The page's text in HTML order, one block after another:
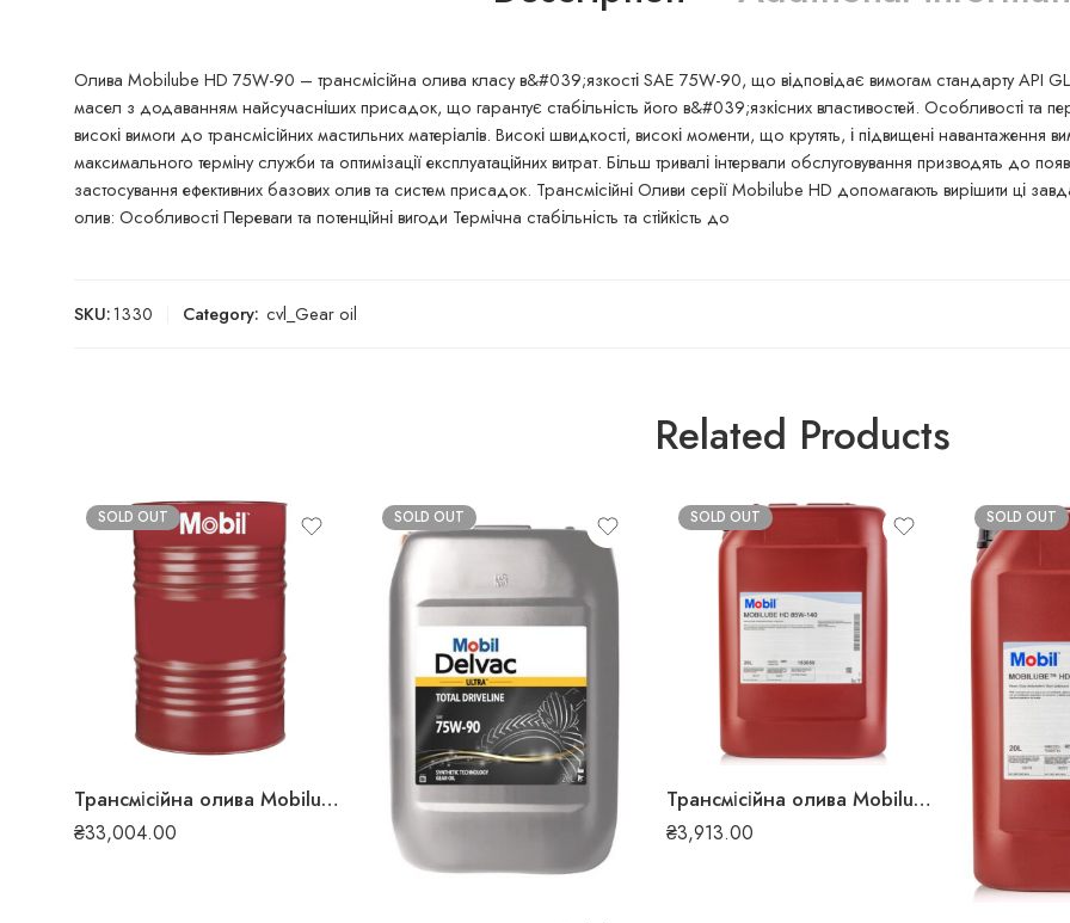
Олива Mobilube HD 75W-90 – трансмісійна олива класу в&#039;язкості SAE 75W-90, що відповідає вимогам стандарту API
масел з додаванням найсучасніших присадок, що гарантує стабільність його в&#039;язкісних властивостей. Особливості та
високі вимоги до трансмісійних мастильних матеріалів. Високі швидкості, високі моменти, що крутять, і підвищені
максимального терміну служби та оптимізації експлуатаційних витрат. Більш тривалі інтервали обслуговування призводять до
застосування ефективних базових олив та систем присадок. Трансмісійні Оливи серії Mobilube HD допомагають вирішити ці
олив: Особливості Переваги та потенційні вигоди Термічна стабільність та стійкість до
SKU:1330 Category: cvl_Gear oil
Related Products
SOLD OUT
Трансмісійна олива Mobilube HD 80W-90 208л 255
₴33,004.00
SOLD OUT SOLD OUT
Трансмісійна олива Mobilube HD 85W-140 20л 258
₴3,913.00
SOLD OUT